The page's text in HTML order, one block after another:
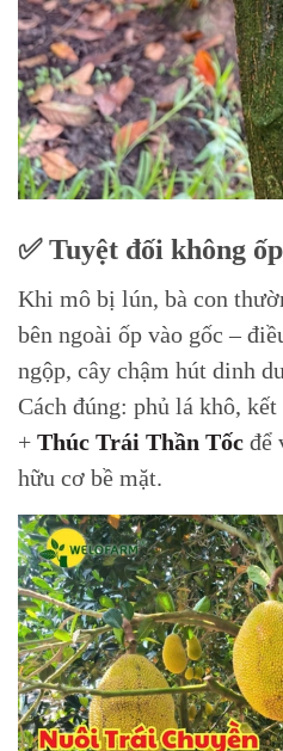
✅ Tuyệt đối không
Khi mô bị lún, bà con
bên ngoài ốp vào gốc –
ngộp, cây chậm hút dinh
Cách đúng: phủ lá khô,
+ Thúc Trái Thần Tốc để
hữu cơ bề mặt.